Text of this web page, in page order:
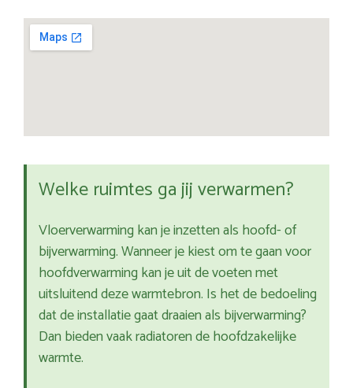
Welke ruimtes ga jij verwarmen?
Vloerverwarming kan je inzetten als hoofd- of
bijverwarming. Wanneer je kiest om te gaan voor
hoofdverwarming kan je uit de voeten met
uitsluitend deze warmtebron. Is het de bedoeling
dat de installatie gaat draaien als bijverwarming?
Dan bieden vaak radiatoren de hoofdzakelijke
warmte.